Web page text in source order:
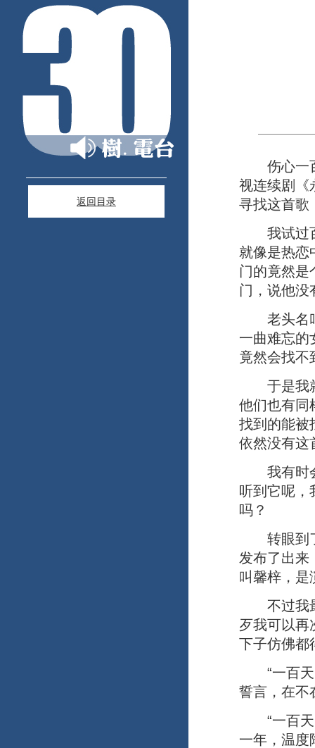
返回目录
伤心一百
视连续剧《
寻找这首歌
我试过百
就像是热恋
门的竟然是
门，说他没
老头名叫
一曲难忘的
竟然会找不
于是我就
他们也有同
找到的能被
依然没有这
我有时会
听到它呢，
吗？
转眼到了
发布了出来
叫馨梓，是
不过我最
歹我可以再
下子仿佛都
“一百天
誓言，在不
“一百天
一年，温